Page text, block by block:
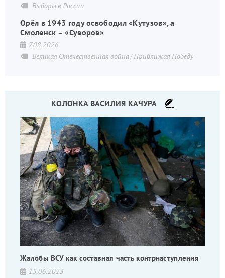
Выборы в России
Орёл в 1943 году освободил «Кутузов», а
Смоленск – «Суворов»
7.08.2026
Великая Отечественная война Приближая Победу
КОЛОНКА ВАСИЛИЯ КАЧУРА
Жалобы ВСУ как составная часть контрнаступления
15.06.2023